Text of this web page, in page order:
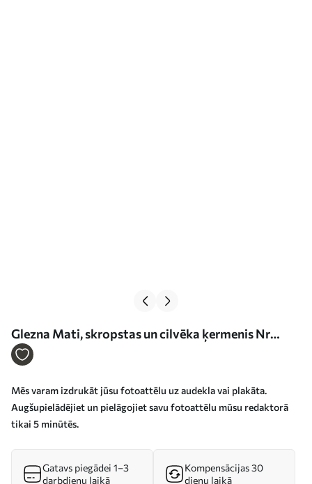
Glezna Mati, skropstas un cilvēka ķermenis Nr
s33249
Mēs varam izdrukāt jūsu fotoattēlu uz audekla vai plakāta.
Augšupielādējiet un pielāgojiet savu fotoattēlu mūsu redaktorā
tikai 5 minūtēs.
Gatavs piegādei 1–3
darbdienu laikā
Kompensācijas 30
dienu laikā